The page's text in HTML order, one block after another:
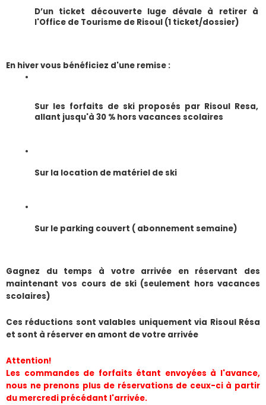
D’un ticket découverte luge dévale à retirer à
l'Office de Tourisme de Risoul (1 ticket/dossier)
En hiver vous bénéficiez d'une remise :
Sur les forfaits de ski proposés par Risoul Resa,
allant jusqu'à 30 % hors vacances scolaires
Sur la location de matériel de ski
Sur le parking couvert ( abonnement semaine)
Gagnez du temps à votre arrivée en réservant des
maintenant vos cours de ski (seulement hors vacances
scolaires)
​Ces réductions sont valables uniquement via Risoul Résa
et sont à réserver en amont de votre arrivée
Attention!
Les commandes de forfaits étant envoyées à l'avance,
nous ne prenons plus de réservations de ceux-ci à partir
du mercredi précédant l'arrivée.